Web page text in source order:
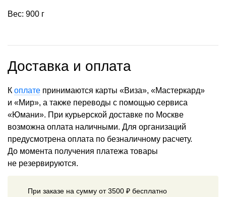
Вес: 900 г
Доставка и оплата
К оплате принимаются карты «Виза», «Мастеркард»
и «Мир», а также переводы с помощью сервиса
«Юмани». При курьерской доставке по Москве
возможна оплата наличными. Для организаций
предусмотрена оплата по безналичному расчету.
До момента получения платежа товары
не резервируются.
При заказе на сумму от 3500 ₽ бесплатно